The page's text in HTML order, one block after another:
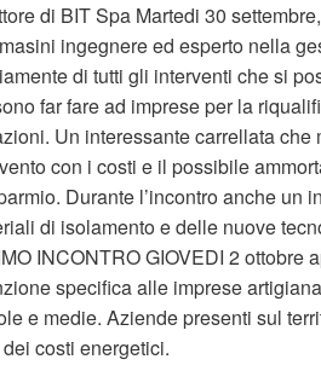
di BIT Spa Martedi 30
ingegnere ed esperto nella
di tutti gli interventi che si
far fare ad imprese per la
Un interessante carrellata
con i costi e il possibile
Durante l’incontro anche un
di isolamento e delle nuove
INCONTRO GIOVEDI 2 ottobre
specifica alle imprese
e medie. Aziende presenti sul
costi energetici.